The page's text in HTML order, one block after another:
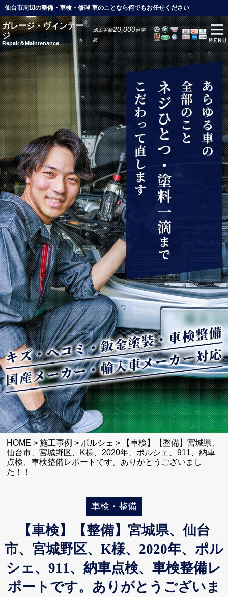
仙台市周辺の整備・車検・修理 車のことなら何でもお任せください
ガレージ・ヴィンテー
ジ
Repair＆Maintenance
施工実績20,000台突
破
HOME >施工事例 > ポルシェ >
【車検】【整備】宮城県、
仙台市、宮城野区、K様、2020年、ポルシェ、911、納車
点検、車検整備レポートです。ありがとうございまし
た！！
車検・整備
【車検】【整備】宮城県、仙台
市、宮城野区、K様、2020年、ポル
シェ、911、納車点検、車検整備レ
ポートです。ありがとうございま